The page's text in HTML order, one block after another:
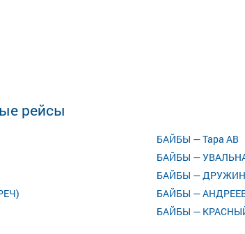
рейсы
БАЙБЫ — Тара АВ
БАЙБЫ —
БАЙБЫ —
БАЙБЫ —
БАЙБЫ —